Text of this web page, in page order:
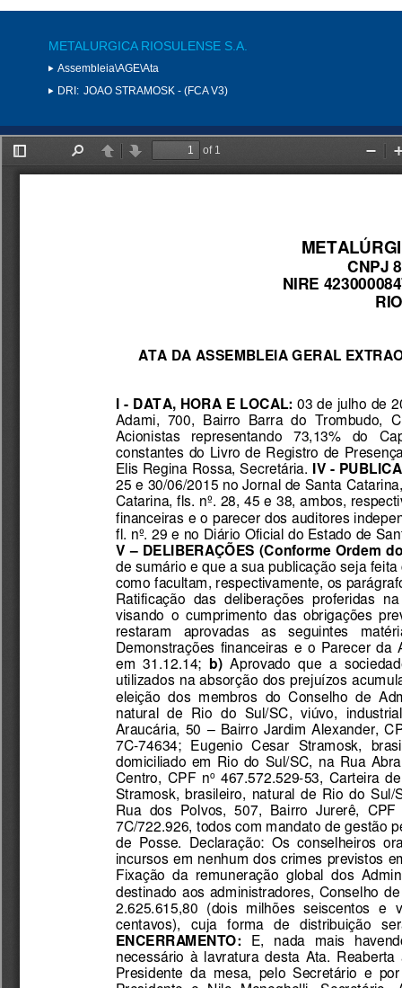
METALURGICA RIOSULENSE S.A.
Assembleia\AGE\Ata
DRI: JOAO STRAMOSK - (FCA V3)